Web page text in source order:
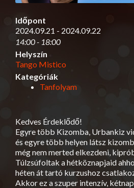
Időpont
2024.09.21 - 2024.09.22
14:00 - 18:00
Helyszín
Tango Mistico
Kategóriák
Tanfolyam
Kedves Érdeklődő!
Egyre több Kizomba, Urbankiz
és egyre több helyen látsz
még nem merted elkezdeni,
Túlzsúfoltak a hétköznapjaid
héten át tartó kurzushoz
Akkor ez a szuper intenzív,